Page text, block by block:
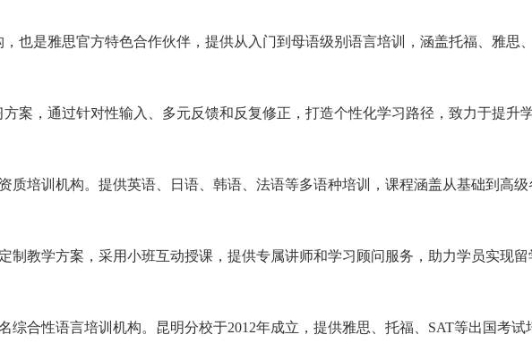
也是雅思官方特色合作伙伴，提供从入门到母语级别语言培训，涵盖托福、雅思
方案，通过针对性输入、多元反馈和反复修正，打造个性化学习路径，致力于提升
质培训机构。提供英语、日语、韩语、法语等多语种培训，课程涵盖从基础到高
制教学方案，采用小班互动授课，提供专属讲师和学习顾问服务，助力学员实现留
综合性语言培训机构。昆明分校于2012年成立，提供雅思、托福、SAT等出国考